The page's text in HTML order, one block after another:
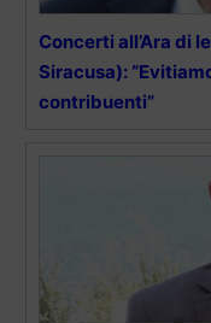
Concerti all’Ara di
Siracusa):
contribuenti”